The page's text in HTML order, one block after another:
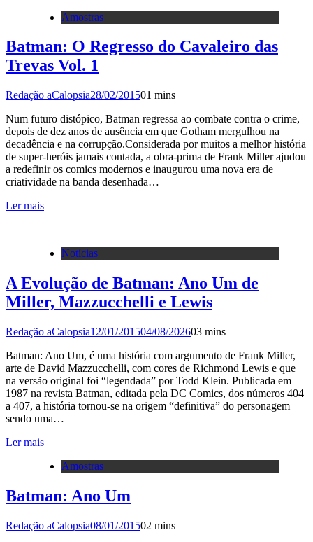
Amostras
Batman: O Regresso do Cavaleiro das
Trevas Vol. 1
Redação aCalopsia28/02/201501 mins
Num futuro distópico, Batman regressa ao combate contra o crime,
depois de dez anos de ausência em que Gotham mergulhou na
decadência e na corrupção.Considerada por muitos a melhor história
de super-heróis jamais contada, a obra-prima de Frank Miller ajudou
a redefinir os comics modernos e inaugurou uma nova era de
criatividade na banda desenhada…
Ler mais
Notícias
A Evolução de Batman: Ano Um de
Miller, Mazzucchelli e Lewis
Redação aCalopsia12/01/201504/08/202603 mins
Batman: Ano Um, é uma história com argumento de Frank Miller,
arte de David Mazzucchelli, com cores de Richmond Lewis e que
na versão original foi “legendada” por Todd Klein. Publicada em
1987 na revista Batman, editada pela DC Comics, dos números 404
a 407, a história tornou-se na origem “definitiva” do personagem
sendo uma…
Ler mais
Amostras
Batman: Ano Um
Redação aCalopsia08/01/201502 mins